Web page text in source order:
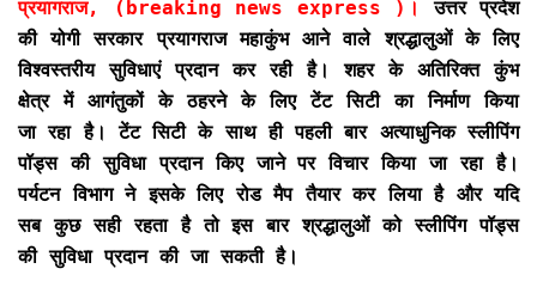
प्रयागराज, (breaking news express )।
उत्तर प्रदेश
की योगी सरकार प्रयागराज महाकुंभ आने वाले श्रद्धालुओं के लिए
विश्वस्तरीय सुविधाएं प्रदान कर रही है। शहर के अतिरिक्त कुंभ
क्षेत्र में आगंतुकों के ठहरने के लिए टेंट सिटी का निर्माण किया
जा रहा है। टेंट सिटी के साथ ही पहली बार अत्याधुनिक स्लीपिंग
पॉड्स की सुविधा प्रदान किए जाने पर विचार किया जा रहा है।
पर्यटन विभाग ने इसके लिए रोड मैप तैयार कर लिया है और यदि
सब कुछ सही रहता है तो इस बार श्रद्धालुओं को स्लीपिंग पॉड्स
की सुविधा प्रदान की जा सकती है।